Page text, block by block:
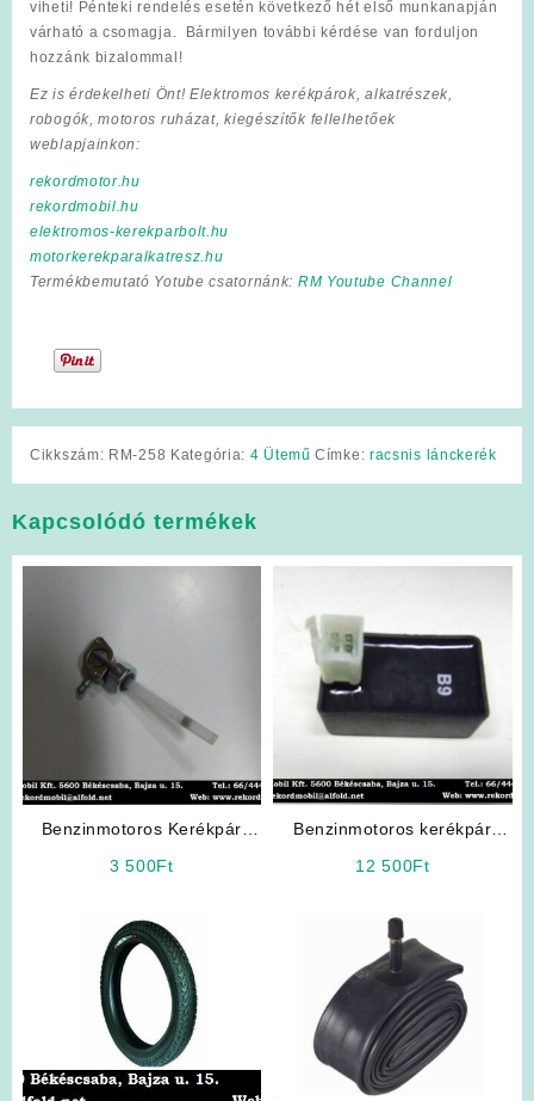
viheti! Pénteki rendelés esetén következő hét első munkanapján
várható a csomagja. Bármilyen további kérdése van forduljon
hozzánk bizalommal!
Ez is érdekelheti Önt! Elektromos kerékpárok, alkatrészek,
robogók, motoros ruházat, kiegészítők fellelhetőek
weblapjainkon:
rekordmotor.hu
rekordmobil.hu
elektromos-kerekparbolt.hu
motorkerekparalkatresz.hu
Termékbemutató Yotube csatornánk: RM Youtube Channel
Cikkszám: RM-258 Kategória: 4 Ütemű Címke: racsnis lánckerék
Kapcsolódó termékek
Benzinmotoros Kerékpár
3 500Ft
Benzinmotoros kerékpár
12 500Ft